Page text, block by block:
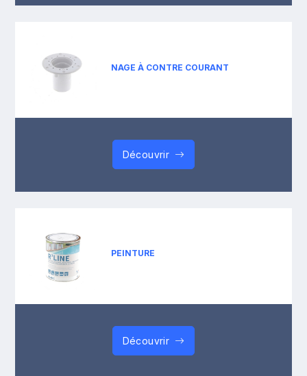
NAGE À CONTRE COURANT
Découvrir
PEINTURE
Découvrir